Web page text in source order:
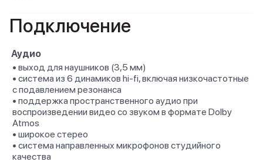
Подключение
Аудио
• выход для наушников (3,5 мм)
• система из 6 динамиков hi-fi, включая низкочастотные
с подавлением резонанса
• поддержка пространственного аудио при
воспроизведении видео со звуком в формате Dolby
Atmos
• широкое стерео
• система направленных микрофонов студийного
качества